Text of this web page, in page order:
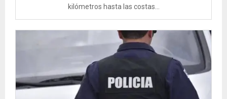
kilómetros hasta las costas...